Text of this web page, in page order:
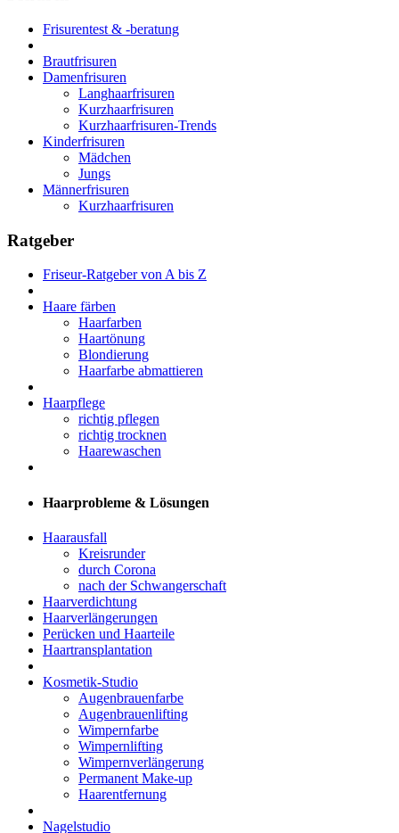
Frisurentest & -beratung
Brautfrisuren
Damenfrisuren
Langhaarfrisuren
Kurzhaarfrisuren
Kurzhaarfrisuren-Trends
Kinderfrisuren
Mädchen
Jungs
Männerfrisuren
Kurzhaarfrisuren
Ratgeber
Friseur-Ratgeber von A bis Z
Haare färben
Haarfarben
Haartönung
Blondierung
Haarfarbe abmattieren
Haarpflege
richtig pflegen
richtig trocknen
Haarewaschen
Haarprobleme & Lösungen
Haarausfall
Kreisrunder
durch Corona
nach der Schwangerschaft
Haarverdichtung
Haarverlängerungen
Perücken und Haarteile
Haartransplantation
Kosmetik-Studio
Augenbrauenfarbe
Augenbrauenlifting
Wimpernfarbe
Wimpernlifting
Wimpernverlängerung
Permanent Make-up
Haarentfernung
Nagelstudio